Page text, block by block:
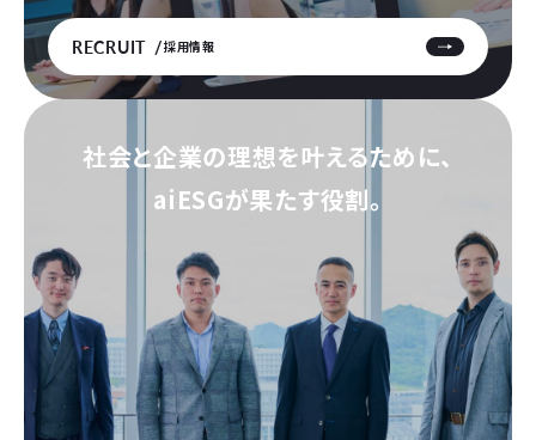
RECRUIT 採用情報
社会と企業の理想を叶えるために、
aiESGが果たす役割。